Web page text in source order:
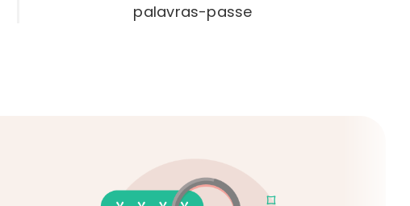
palavras-passe